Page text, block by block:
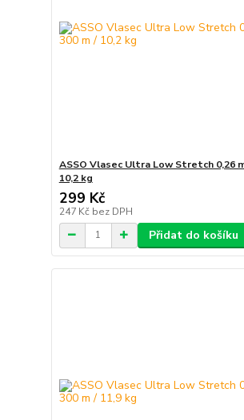
ASSO Vlasec Ultra Low Stretch 0,26
10,2 kg
299 Kč
247 Kč bez DPH
Přidat do košíku